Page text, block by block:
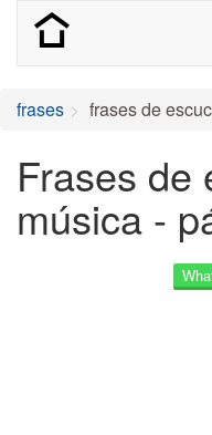
frases frases de
Frases de
música -